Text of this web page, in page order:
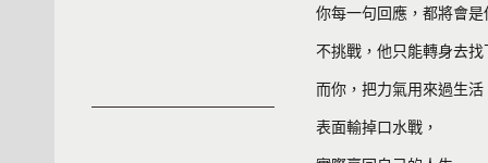
你每一句回應，都將會
不挑戰，他只能轉身去
而你，把力氣用來過生活
表面輸掉口水戰，